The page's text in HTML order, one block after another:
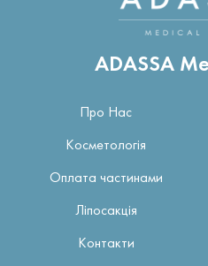
ADASSA
Про Нас
Косметологія
Оплата частинами
Ліпосакція
Контакти